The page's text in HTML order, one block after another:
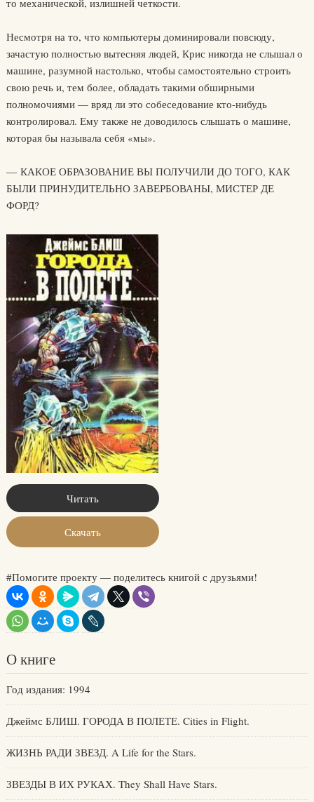
то механической, излишней четкости.
Несмотря на то, что компьютеры доминировали повсюду,
зачастую полностью вытесняя людей, Крис никогда не слышал о
машине, разумной настолько, чтобы самостоятельно строить
свою речь и, тем более, обладать такими обширными
полномочиями — вряд ли это собеседование кто-нибудь
контролировал. Ему также не доводилось слышать о машине,
которая бы называла себя «мы».
— КАКОЕ ОБРАЗОВАНИЕ ВЫ ПОЛУЧИЛИ ДО ТОГО, КАК
БЫЛИ ПРИНУДИТЕЛЬНО ЗАВЕРБОВАНЫ, МИСТЕР ДЕ
ФОРД?
Читать
Скачать
#Помогите проекту — поделитесь книгой с друзьями!
О книге
Год издания: 1994
Джеймс БЛИШ. ГОРОДА В ПОЛЕТЕ. Cities in Flight.
ЖИЗНЬ РАДИ ЗВЕЗД. A Life for the Stars.
ЗВЕЗДЫ В ИХ РУКАХ. They Shall Have Stars.